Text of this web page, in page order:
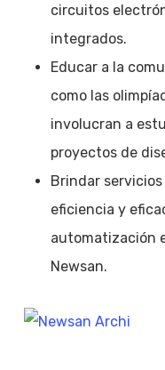
circuitos
integrados.
Educar a la
como las
involucran a
proyectos de
Brindar
eficiencia y
automatización
Newsan.